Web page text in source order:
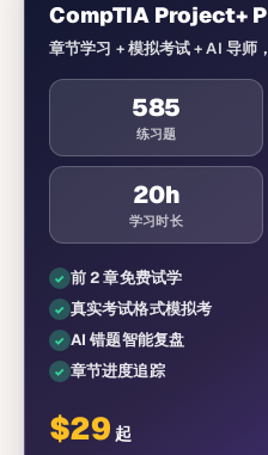
CompTIA Project+
章节学习 + 模拟考试 + AI 导师
585
练习题
20h
学习时长
前 2 章免费试学
真实考试格式模拟考
AI 错题智能复盘
章节进度追踪
$29 起